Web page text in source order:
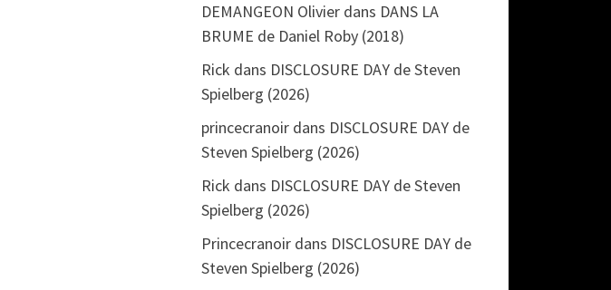
DEMANGEON Olivier dans DANS LA
BRUME de Daniel Roby (2018)
Rick dans DISCLOSURE DAY de Steven
Spielberg (2026)
princecranoir dans DISCLOSURE DAY de
Steven Spielberg (2026)
Rick dans DISCLOSURE DAY de Steven
Spielberg (2026)
Princecranoir dans DISCLOSURE DAY de
Steven Spielberg (2026)